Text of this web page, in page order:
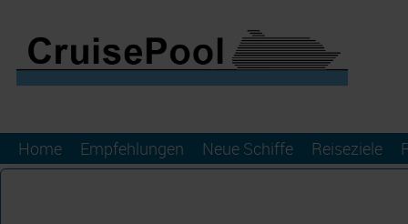
Home Empfehlungen Neue Schiffe Reiseziele